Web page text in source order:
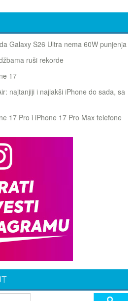
Galaxy S26 Ultra nema 60W punjenja
ruši rekorde
17
najtanjiji i najlakši iPhone do sada, sa
17 Pro i iPhone 17 Pro Max telefone